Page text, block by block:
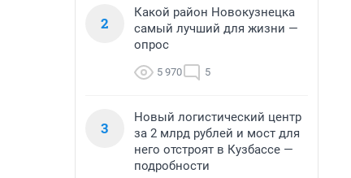
2
Какой район Новокузнецка
самый лучший для жизни —
опрос
5 970 5
3
Новый логистический центр
за 2 млрд рублей и мост для
него отстроят в Кузбассе —
подробности